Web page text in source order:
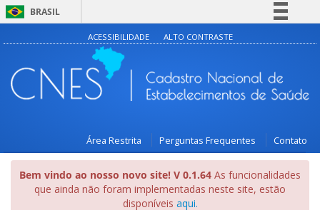
BRASIL
Simplifique!
Participe
Acesso à informação
Canais
ACESSIBILIDADE ALTO CONTRASTE
Área Restrita Perguntas Frequentes Contato
Bem vindo ao nosso novo site! V 0.1.64 As funcionalidades
que ainda não foram implementadas neste site, estão
disponíveis aqui.